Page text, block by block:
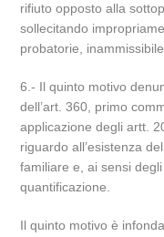
rifiuto opposto alla
sollecitando
probatorie,
6.- Il quinto motivo
dell’art. 360, primo
applicazione degli artt.
riguardo all’esistenza
familiare e, ai sensi
quantificazione.
Il quinto motivo è